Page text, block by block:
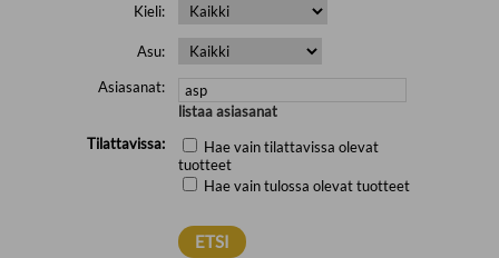
Kieli:
Asu:
Asiasanat:
listaa asiasanat
Tilattavissa:
Hae vain tilattavissa olevat
tuotteet
Hae vain tulossa olevat tuotteet